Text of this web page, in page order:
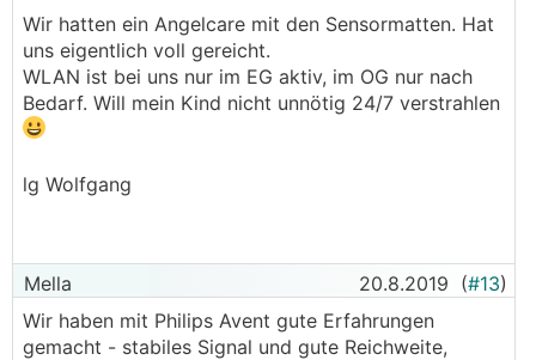
Wir hatten ein Angelcare mit den Sensormatten. Hat
uns eigentlich voll gereicht.
WLAN ist bei uns nur im EG aktiv, im OG nur nach
Bedarf. Will mein Kind nicht unnötig 24/7 verstrahlen
lg Wolfgang
Mella 20.8.2019 (#13)
Wir haben mit Philips Avent gute Erfahrungen
gemacht - stabiles Signal und gute Reichweite,